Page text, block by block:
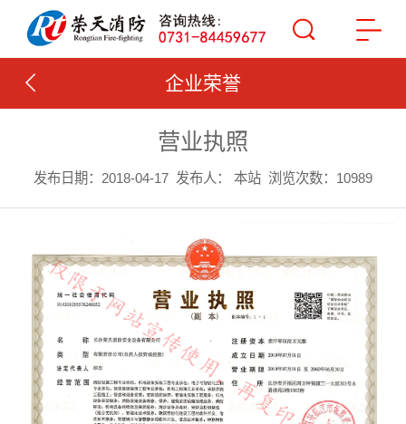
企业荣誉
营业执照
发布日期：2018-04-17 发布人： 本站 浏览次数：10989